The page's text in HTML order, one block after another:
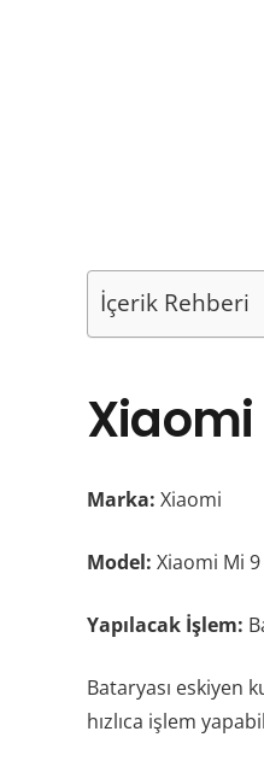
İçerik Rehberi
Xiaomi
Marka: Xiaomi
Model: Xiaomi Mi
Yapılacak İşlem:
Bataryası eskiyen
hızlıca işlem